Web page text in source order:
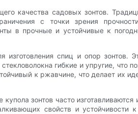
качества садовых зонтов.
с точки зрения
в прочные и устойчивые к
изготовления спиц и опор зонтов.
гибкие и упругие, что
к ржавчине, что делает их
зонтов часто изготавливаются
свойств и устойчивости